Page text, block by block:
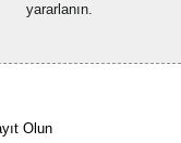
yararlanın.
Olun